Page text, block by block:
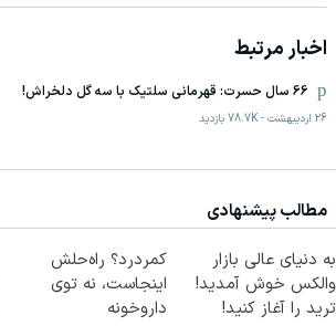
اخبار مرتبط
66 سال حسرت: قهرمانی سلتیک با سه گل دلخراش!
26 اردیبهشت -
78.7K بازدید
مطالب پیشنهادی
به دنیای عالی بازار
والکس خوش آمدید!
ترید را آغاز کنید!
کمردرد؟ راه‌حلش
اینجاست، نه توی
داروخونه